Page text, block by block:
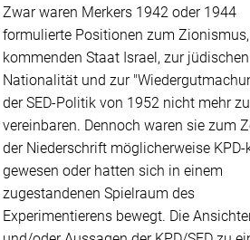
Zwar waren Merkers 1942 oder 1944
formulierte Positionen zum
kommenden Staat Israel, zur jüdischen
Nationalität und zur
der SED-Politik von 1952 nicht mehr zu
vereinbaren. Dennoch waren sie zum
der Niederschrift möglicherweise
gewesen oder hatten sich in einem
zugestandenen Spielraum des
Experimentierens bewegt. Die